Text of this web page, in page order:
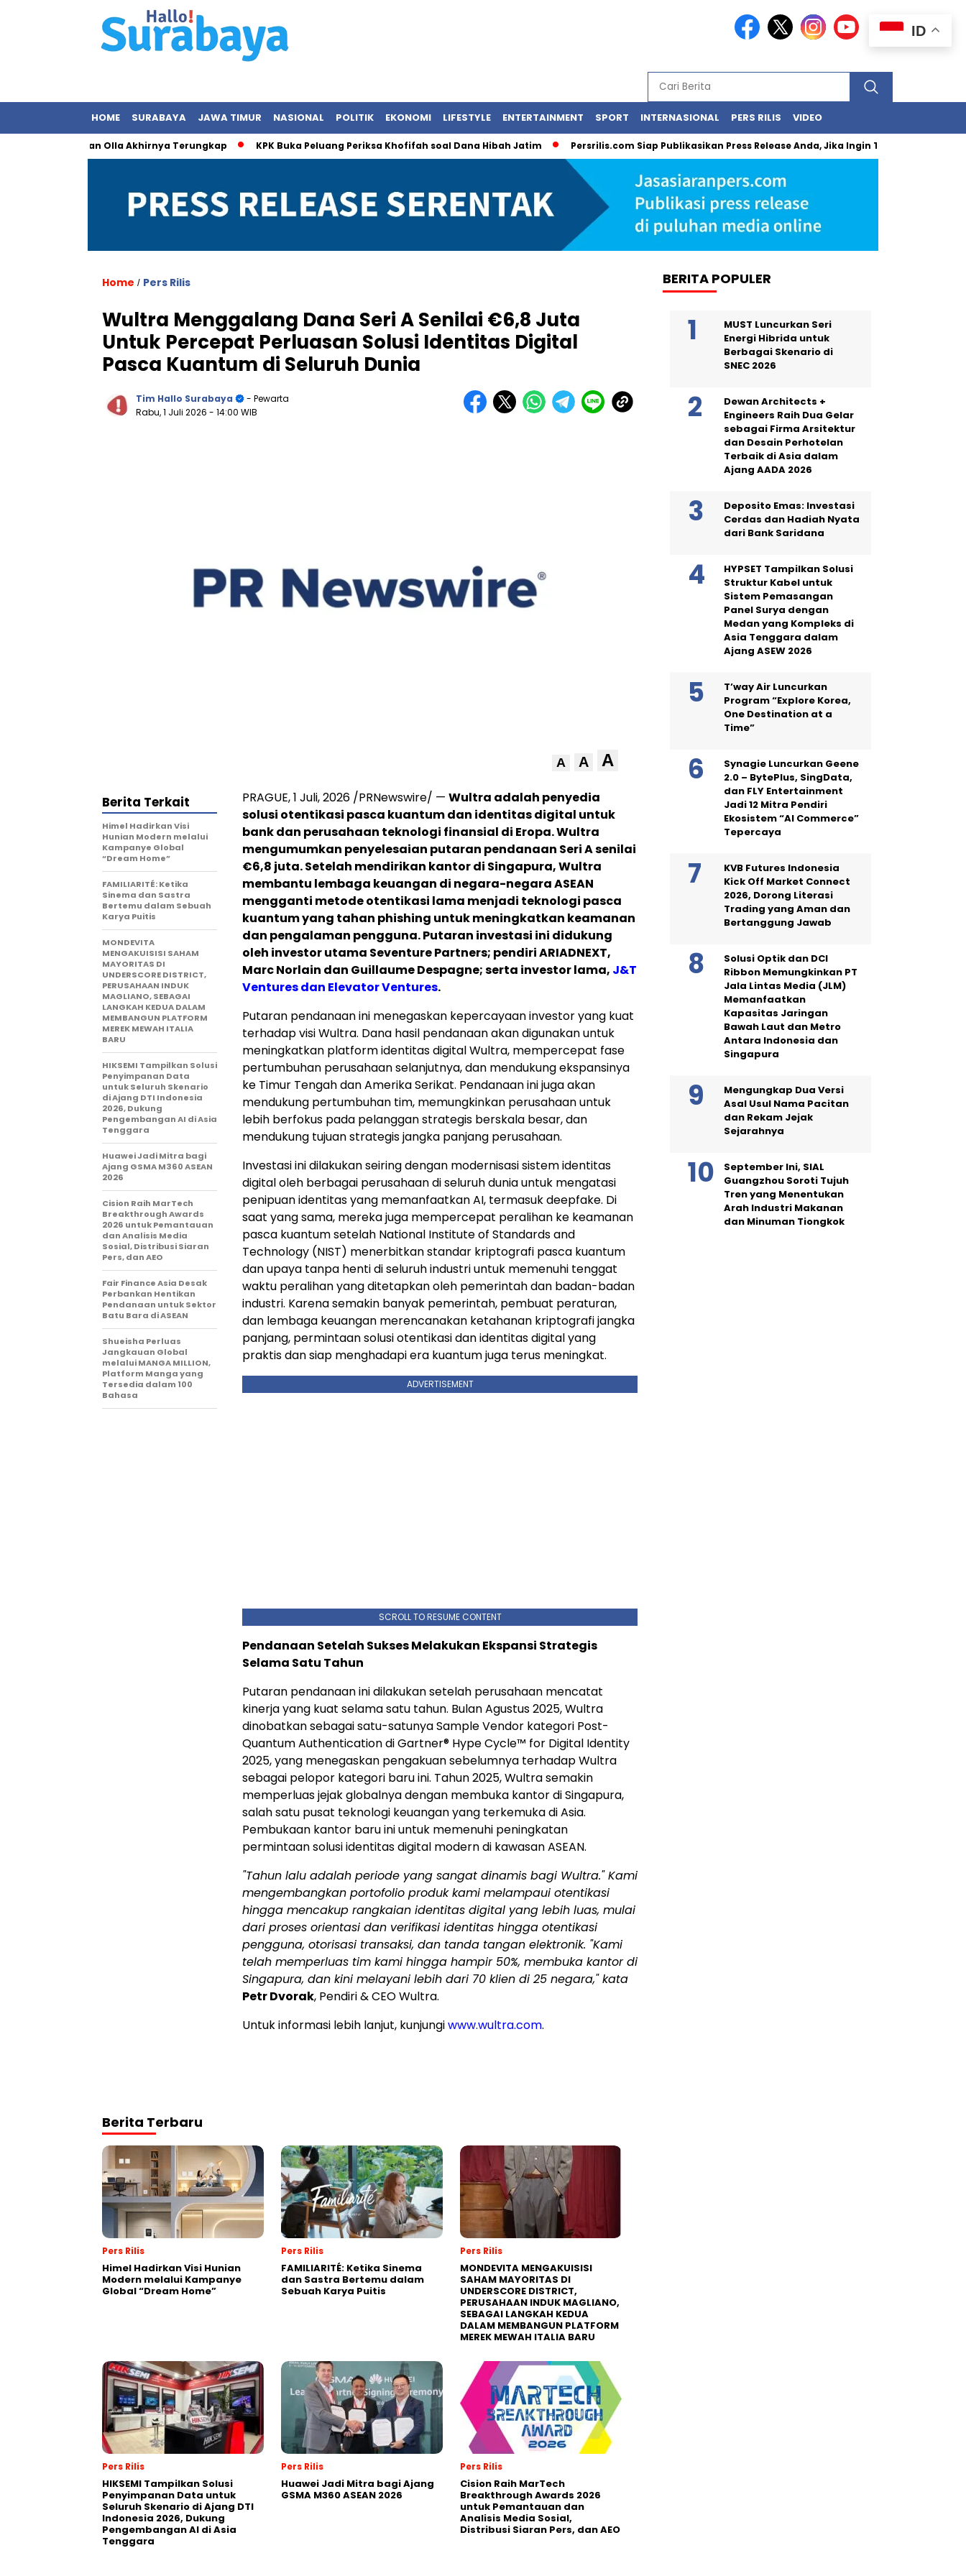
HOME SURABAYA JAWA TIMUR NASIONAL POLITIK EKONOMI LIFESTYLE ENTERTAINMENT SPORT INTERNASIONAL PERS RILIS VIDEO
dengan Olla Akhirnya Terungkap KPK Buka Peluang Periksa Khofifah soal Dana Hibah Jatim Persrilis.com Siap Publikasikan Press Release Anda, Jika Ingin Tampil di Media
Home / Pers Rilis
Wultra Menggalang Dana Seri A Senilai €6,8 Juta
Untuk Percepat Perluasan Solusi Identitas Digital
Pasca Kuantum di Seluruh Dunia
Tim Hallo Surabaya
- Pewarta
Rabu, 1 Juli 2026 - 14:00 WIB
A A A
PRAGUE,1 Juli, 2026 /PRNewswire/ — Wultra adalah penyedia
solusi otentikasi pasca kuantum dan identitas digital untuk
bank dan perusahaan teknologi finansial di Eropa. Wultra
mengumumkan penyelesaian putaran pendanaan Seri A senilai
€6,8 juta.Setelah mendirikan kantor di Singapura, Wultra
membantu lembaga keuangan di negara-negara ASEAN
mengganti metode otentikasi lama menjadi teknologi pasca
kuantum yang tahan phishing untuk meningkatkan keamanan
dan pengalaman pengguna. Putaran investasi ini didukung
oleh investor utama Seventure Partners; pendiri ARIADNEXT,
Marc Norlain dan Guillaume Despagne; serta investor lama, J&T
Ventures dan Elevator Ventures.
Putaran pendanaan ini menegaskan kepercayaan investor yang kuat
terhadap visi Wultra. Dana hasil pendanaan akan digunakan untuk
meningkatkan platform identitas digital Wultra, mempercepat fase
pertumbuhan perusahaan selanjutnya, dan mendukung ekspansinya
ke Timur Tengah dan Amerika Serikat. Pendanaan ini juga akan
mendukung pertumbuhan tim, memungkinkan perusahaan untuk
lebih berfokus pada pelanggan strategis berskala besar, dan
mendukung tujuan strategis jangka panjang perusahaan.
Investasi ini dilakukan seiring dengan modernisasi sistem identitas
digital oleh berbagai perusahaan di seluruh dunia untuk mengatasi
penipuan identitas yang memanfaatkan AI, termasuk deepfake. Di
saat yang sama, mereka juga mempercepat peralihan ke keamanan
pasca kuantum setelah National Institute of Standards and
Technology (NIST) menerbitkan standar kriptografi pasca kuantum
dan upaya tanpa henti di seluruh industri untuk memenuhi tenggat
waktu peralihan yang ditetapkan oleh pemerintah dan badan-badan
industri. Karena semakin banyak pemerintah, pembuat peraturan,
dan lembaga keuangan merencanakan ketahanan kriptografi jangka
panjang, permintaan solusi otentikasi dan identitas digital yang
praktis dan siap menghadapi era kuantum juga terus meningkat.
ADVERTISEMENT
SCROLL TO RESUME CONTENT
Pendanaan Setelah Sukses Melakukan Ekspansi Strategis
Selama Satu Tahun
Putaran pendanaan ini dilakukan setelah perusahaan mencatat
kinerja yang kuat selama satu tahun. Bulan Agustus 2025, Wultra
dinobatkan sebagai satu-satunya Sample Vendor kategori Post-
Quantum Authentication di Gartner® Hype Cycle™ for Digital Identity
2025, yang menegaskan pengakuan sebelumnya terhadap Wultra
sebagai pelopor kategori baru ini. Tahun 2025, Wultra semakin
memperluas jejak globalnya dengan membuka kantor di Singapura,
salah satu pusat teknologi keuangan yang terkemuka di Asia.
Pembukaan kantor baru ini untuk memenuhi peningkatan
permintaan solusi identitas digital modern di kawasan ASEAN.
"Tahun lalu adalah periode yang sangat dinamis bagi Wultra." Kami
mengembangkan portofolio produk kami melampaui otentikasi
hingga mencakup rangkaian identitas digital yang lebih luas, mulai
dari proses orientasi dan verifikasi identitas hingga otentikasi
pengguna, otorisasi transaksi, dan tanda tangan elektronik. "Kami
telah memperluas tim kami hingga hampir 50%, membuka kantor di
Singapura, dan kini melayani lebih dari 70 klien di 25 negara," kata
Petr Dvorak, Pendiri & CEO Wultra.
Untuk informasi lebih lanjut, kunjungiwww.wultra.com.
Berita Terkait
Himel Hadirkan Visi
Hunian Modern melalui
Kampanye Global
“Dream Home”
FAMILIARITÉ: Ketika
Sinema dan Sastra
Bertemu dalam Sebuah
Karya Puitis
MONDEVITA
MENGAKUISISI SAHAM
MAYORITAS DI
UNDERSCORE DISTRICT,
PERUSAHAAN INDUK
MAGLIANO, SEBAGAI
LANGKAH KEDUA DALAM
MEMBANGUN PLATFORM
MEREK MEWAH ITALIA
BARU
HIKSEMI Tampilkan Solusi
Penyimpanan Data
untuk Seluruh Skenario
di Ajang DTI Indonesia
2026, Dukung
Pengembangan AI di Asia
Tenggara
Huawei Jadi Mitra bagi
Ajang GSMA M360 ASEAN
2026
Cision Raih MarTech
Breakthrough Awards
2026 untuk Pemantauan
dan Analisis Media
Sosial, Distribusi Siaran
Pers, dan AEO
Fair Finance Asia Desak
Perbankan Hentikan
Pendanaan untuk Sektor
Batu Bara di ASEAN
Shueisha Perluas
Jangkauan Global
melalui MANGA MILLION,
Platform Manga yang
Tersedia dalam 100
Bahasa
Berita Terbaru
Pers Rilis
Himel Hadirkan Visi Hunian
Modern melalui Kampanye
Global “Dream Home”
Pers Rilis
FAMILIARITÉ: Ketika Sinema
dan Sastra Bertemu dalam
Sebuah Karya Puitis
Pers Rilis
MONDEVITA MENGAKUISISI
SAHAM MAYORITAS DI
UNDERSCORE DISTRICT,
PERUSAHAAN INDUK MAGLIANO,
SEBAGAI LANGKAH KEDUA
DALAM MEMBANGUN PLATFORM
MEREK MEWAH ITALIA BARU
Pers Rilis
HIKSEMI Tampilkan Solusi
Penyimpanan Data untuk
Seluruh Skenario di Ajang DTI
Indonesia 2026, Dukung
Pengembangan AI di Asia
Tenggara
Pers Rilis
Huawei Jadi Mitra bagi Ajang
GSMA M360 ASEAN 2026
Pers Rilis
Cision Raih MarTech
Breakthrough Awards 2026
untuk Pemantauan dan
Analisis Media Sosial,
Distribusi Siaran Pers, dan AEO
BERITA POPULER
MUST Luncurkan Seri
Energi Hibrida untuk
Berbagai Skenario di
SNEC 2026
Dewan Architects +
Engineers Raih Dua Gelar
sebagai Firma Arsitektur
dan Desain Perhotelan
Terbaik di Asia dalam
Ajang AADA 2026
Deposito Emas: Investasi
Cerdas dan Hadiah Nyata
dari Bank Saridana
HYPSET Tampilkan Solusi
Struktur Kabel untuk
Sistem Pemasangan
Panel Surya dengan
Medan yang Kompleks di
Asia Tenggara dalam
Ajang ASEW 2026
T’way Air Luncurkan
Program “Explore Korea,
One Destination at a
Time”
Synagie Luncurkan Geene
2.0 – BytePlus, SingData,
dan FLY Entertainment
Jadi 12 Mitra Pendiri
Ekosistem “AI Commerce”
Tepercaya
KVB Futures Indonesia
Kick Off Market Connect
2026, Dorong Literasi
Trading yang Aman dan
Bertanggung Jawab
Solusi Optik dan DCI
Ribbon Memungkinkan PT
Jala Lintas Media (JLM)
Memanfaatkan
Kapasitas Jaringan
Bawah Laut dan Metro
Antara Indonesia dan
Singapura
Mengungkap Dua Versi
Asal Usul Nama Pacitan
dan Rekam Jejak
Sejarahnya
September Ini, SIAL
Guangzhou Soroti Tujuh
Tren yang Menentukan
Arah Industri Makanan
dan Minuman Tiongkok
ID